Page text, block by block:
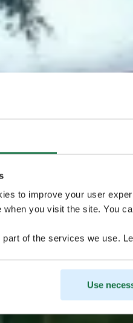
to improve your user
you visit the site. You
of the services we use.
Use